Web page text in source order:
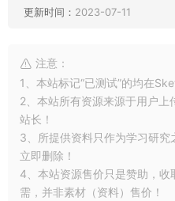
更新时间： 2023-07-11
注意：
1、本站标记“已测试”的均在
2、本站所有资源来源于用户
站长！
3、所提供资料只作为学习研
立即删除！
4、本站资源售价只是赞助，
需，并非素材（资料）售价！